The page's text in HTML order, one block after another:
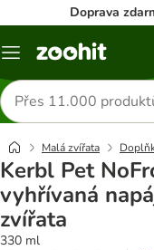
Doprava
Menu
Hledat
produkty
Malá zvířata
Kerbl Pet
vyhřívaná
zvířata
330 ml